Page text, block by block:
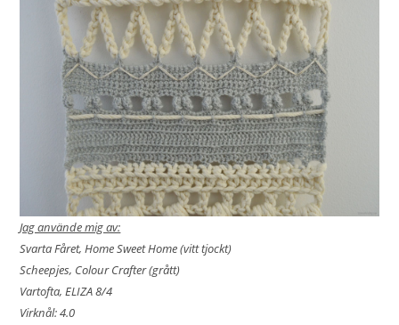
Jag använde mig av:
Svarta Fåret, Home Sweet Home (vitt tjockt)
Scheepjes, Colour Crafter (grått)
Vartofta, ELIZA 8/4
Virknål: 4.0